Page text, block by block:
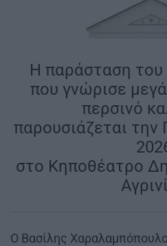
Η παράσταση του
που γνώρισε
περσινό
παρουσιάζεται την
στο Κηποθέατρο
Ο Βασίλης